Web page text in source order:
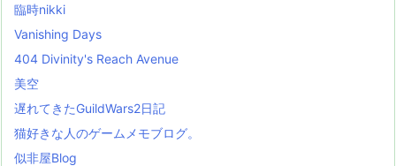
臨時nikki
Vanishing Days
404 Divinity's Reach Avenue
美空
遅れてきたGuildWars2日記
猫好きな人のゲームメモブログ。
似非屋Blog